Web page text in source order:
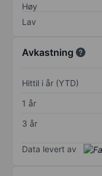
Høy
Lav
Avkastning
Hittil i år (YTD)
1 år
3 år
Data levert av